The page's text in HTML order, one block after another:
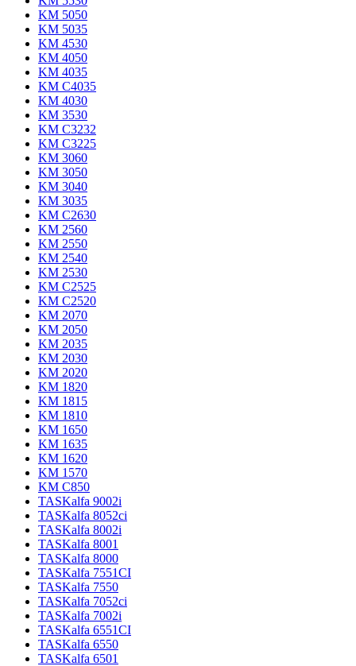
KM 5050
KM 5035
KM 4530
KM 4050
KM 4035
KM C4035
KM 4030
KM 3530
KM C3232
KM C3225
KM 3060
KM 3050
KM 3040
KM 3035
KM C2630
KM 2560
KM 2550
KM 2540
KM 2530
KM C2525
KM C2520
KM 2070
KM 2050
KM 2035
KM 2030
KM 2020
KM 1820
KM 1815
KM 1810
KM 1650
KM 1635
KM 1620
KM 1570
KM C850
TASKalfa 9002i
TASKalfa 8052ci
TASKalfa 8002i
TASKalfa 8001
TASKalfa 8000
TASKalfa 7551CI
TASKalfa 7550
TASKalfa 7052ci
TASKalfa 7002i
TASKalfa 6551CI
TASKalfa 6550
TASKalfa 6501